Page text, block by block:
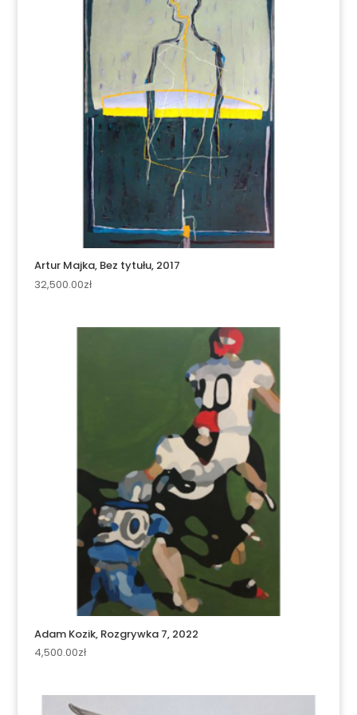
Artur Majka, Bez tytułu, 2017
32,500.00zł
Adam Kozik, Rozgrywka 7, 2022
4,500.00zł